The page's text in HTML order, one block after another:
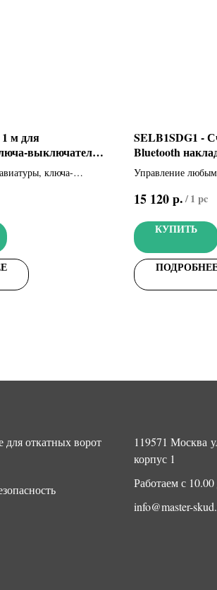
м для
выключателя,
ключа-
SELB1SDG1 -
Bluetooth
подсветкой, для
(806SL-0210)
Управление
приложения
считыватель с
серый, RAL7024)
15 120р./1 pc
КУПИТЬ
откатных ворот
119571 Москва
корпус 1
Работаем с
info@master-